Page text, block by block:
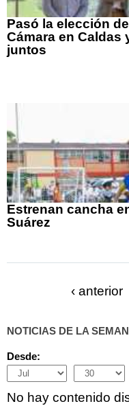
Pasó la elección
Cámara en Caldas
juntos
Estrenan cancha
Suárez
‹ anterior
NOTICIAS DE LA
Desde:
Month
Day
No hay contenido